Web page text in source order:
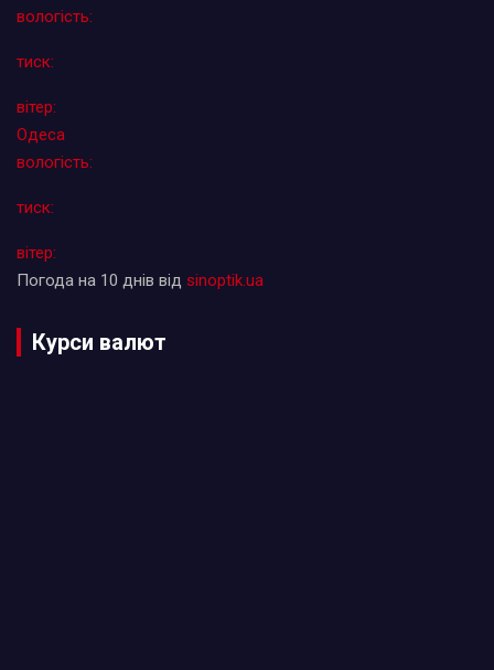
вологість:
тиск:
вітер:
Одеса
вологість:
тиск:
вітер:
Погода на 10 днів від sinoptik.ua
Курси валют